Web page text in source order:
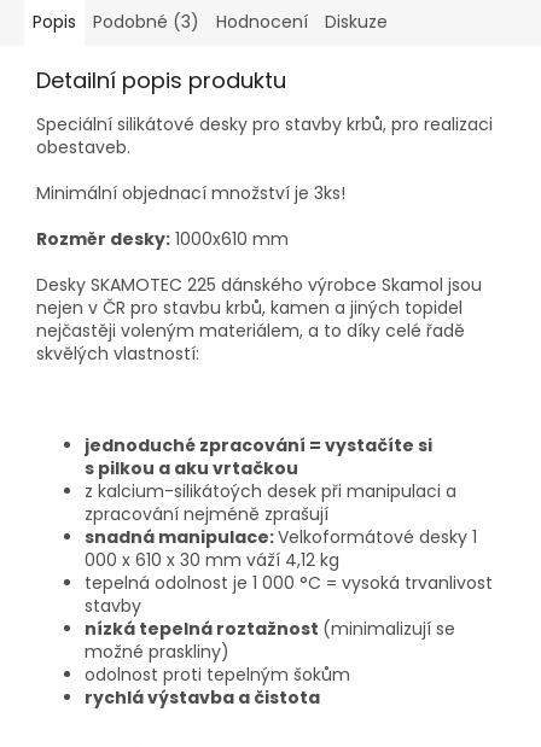
Popis Podobné (3) Hodnocení Diskuze
Detailní popis produktu
Speciální silikátové desky pro stavby krbů, pro realizaci
obestaveb.
Minimální objednací množství je 3ks!
Rozměr desky: 1000x610 mm
Desky SKAMOTEC 225 dánského výrobce Skamol jsou
nejen v ČR pro stavbu krbů, kamen a jiných topidel
nejčastěji voleným materiálem, a to díky celé řadě
skvělých vlastností:
jednoduché zpracování = vystačíte si
s pilkou a aku vrtačkou
z kalcium-silikátoých desek při manipulaci a
zpracování nejméně zprašují
snadná manipulace:Velkoformátové desky 1
000 x 610 x 30 mm váží 4,12 kg
tepelná odolnost je 1 000 °C = vysoká trvanlivost
stavby
nízká tepelná roztažnost (minimalizují se
možné praskliny)
odolnost proti tepelným šokům
rychlá výstavba a čistota